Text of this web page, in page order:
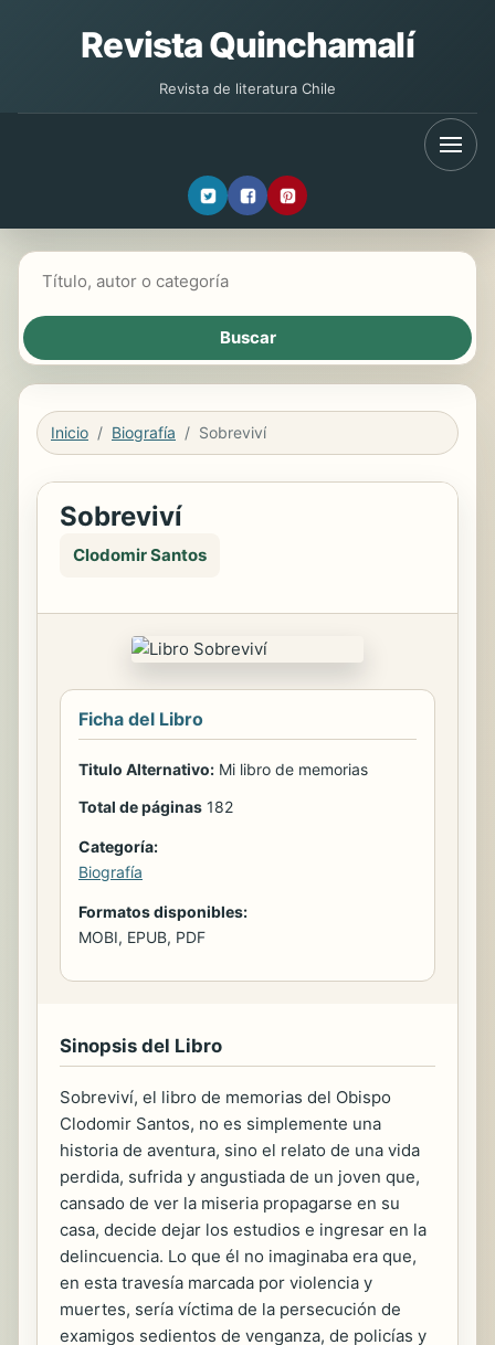
Revista Quinchamalí
Revista de literatura Chile
Inicio Biografía Sobreviví
Sobreviví
Clodomir Santos
Ficha del Libro
Titulo Alternativo: Mi libro de memorias
Total de páginas 182
Categoría:
Biografía
Formatos disponibles:
MOBI, EPUB, PDF
Sinopsis del Libro
Sobreviví, el libro de memorias del Obispo
Clodomir Santos, no es simplemente una
historia de aventura, sino el relato de una vida
perdida, sufrida y angustiada de un joven que,
cansado de ver la miseria propagarse en su
casa, decide dejar los estudios e ingresar en la
delincuencia. Lo que él no imaginaba era que,
en esta travesía marcada por violencia y
muertes, sería víctima de la persecución de
examigos sedientos de venganza, de policías y